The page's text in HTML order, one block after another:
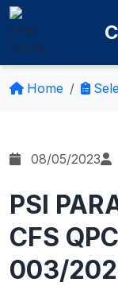
Home
08/05/2023
PSI
CFS
003/